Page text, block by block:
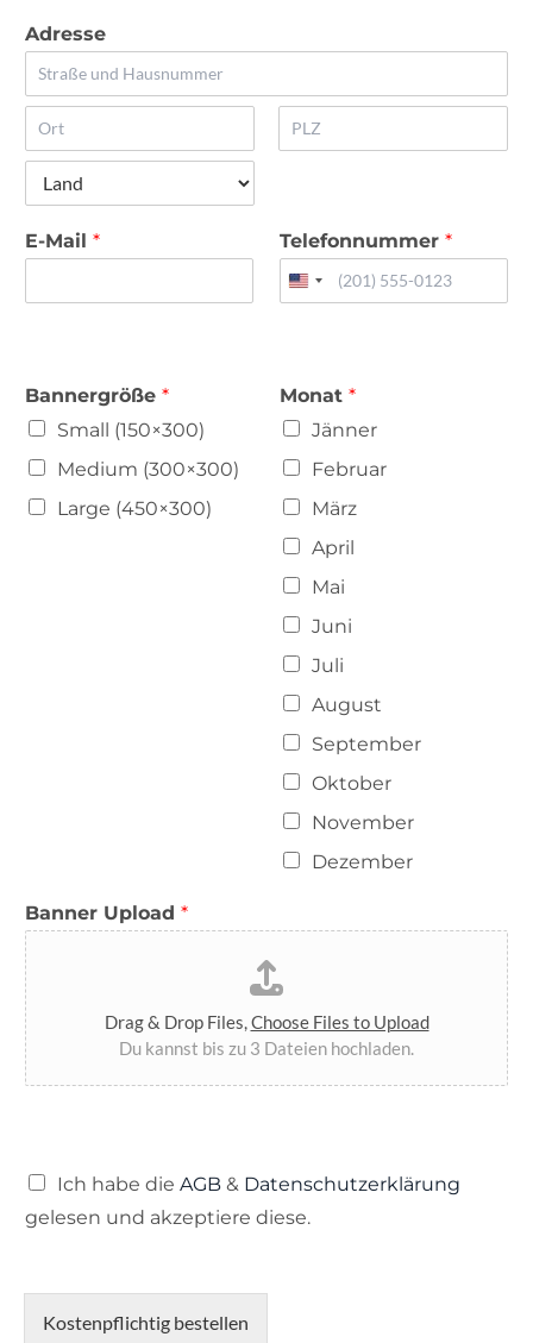
Adresse
A
e
e
i
S
t
o
n
a
n
E-Mail * Telefonnummer *
Bannergröße *
Small (150×300)
Medium (300×300)
Large (450×300)
Monat *
Jänner
Februar
März
April
Mai
Juni
Juli
August
September
Oktober
November
Dezember
Banner Upload *
Drag & Drop Files,Choose Files to Upload
Du kannst bis zu 3 Dateien hochladen.
A
B
Ich habe die AGB & Datenschutzerklärung
gelesen und akzeptiere diese.
Kostenpflichtig bestellen